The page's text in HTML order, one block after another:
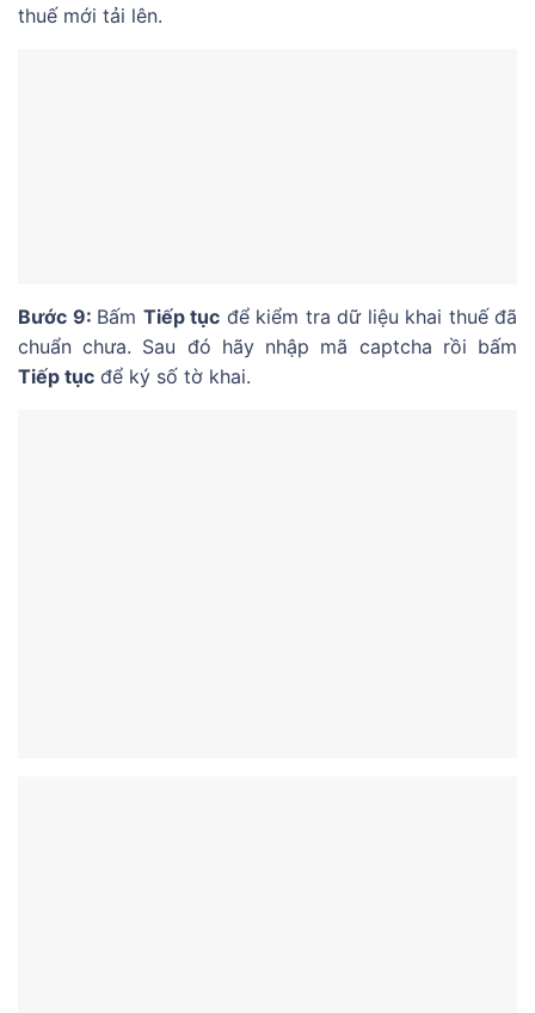
thuế mới tải lên.
Bước 9: Bấm Tiếp tục để kiểm tra dữ liệu khai thuế đã
chuẩn chưa. Sau đó hãy nhập mã captcha rồi bấm
Tiếp tục để ký số tờ khai.